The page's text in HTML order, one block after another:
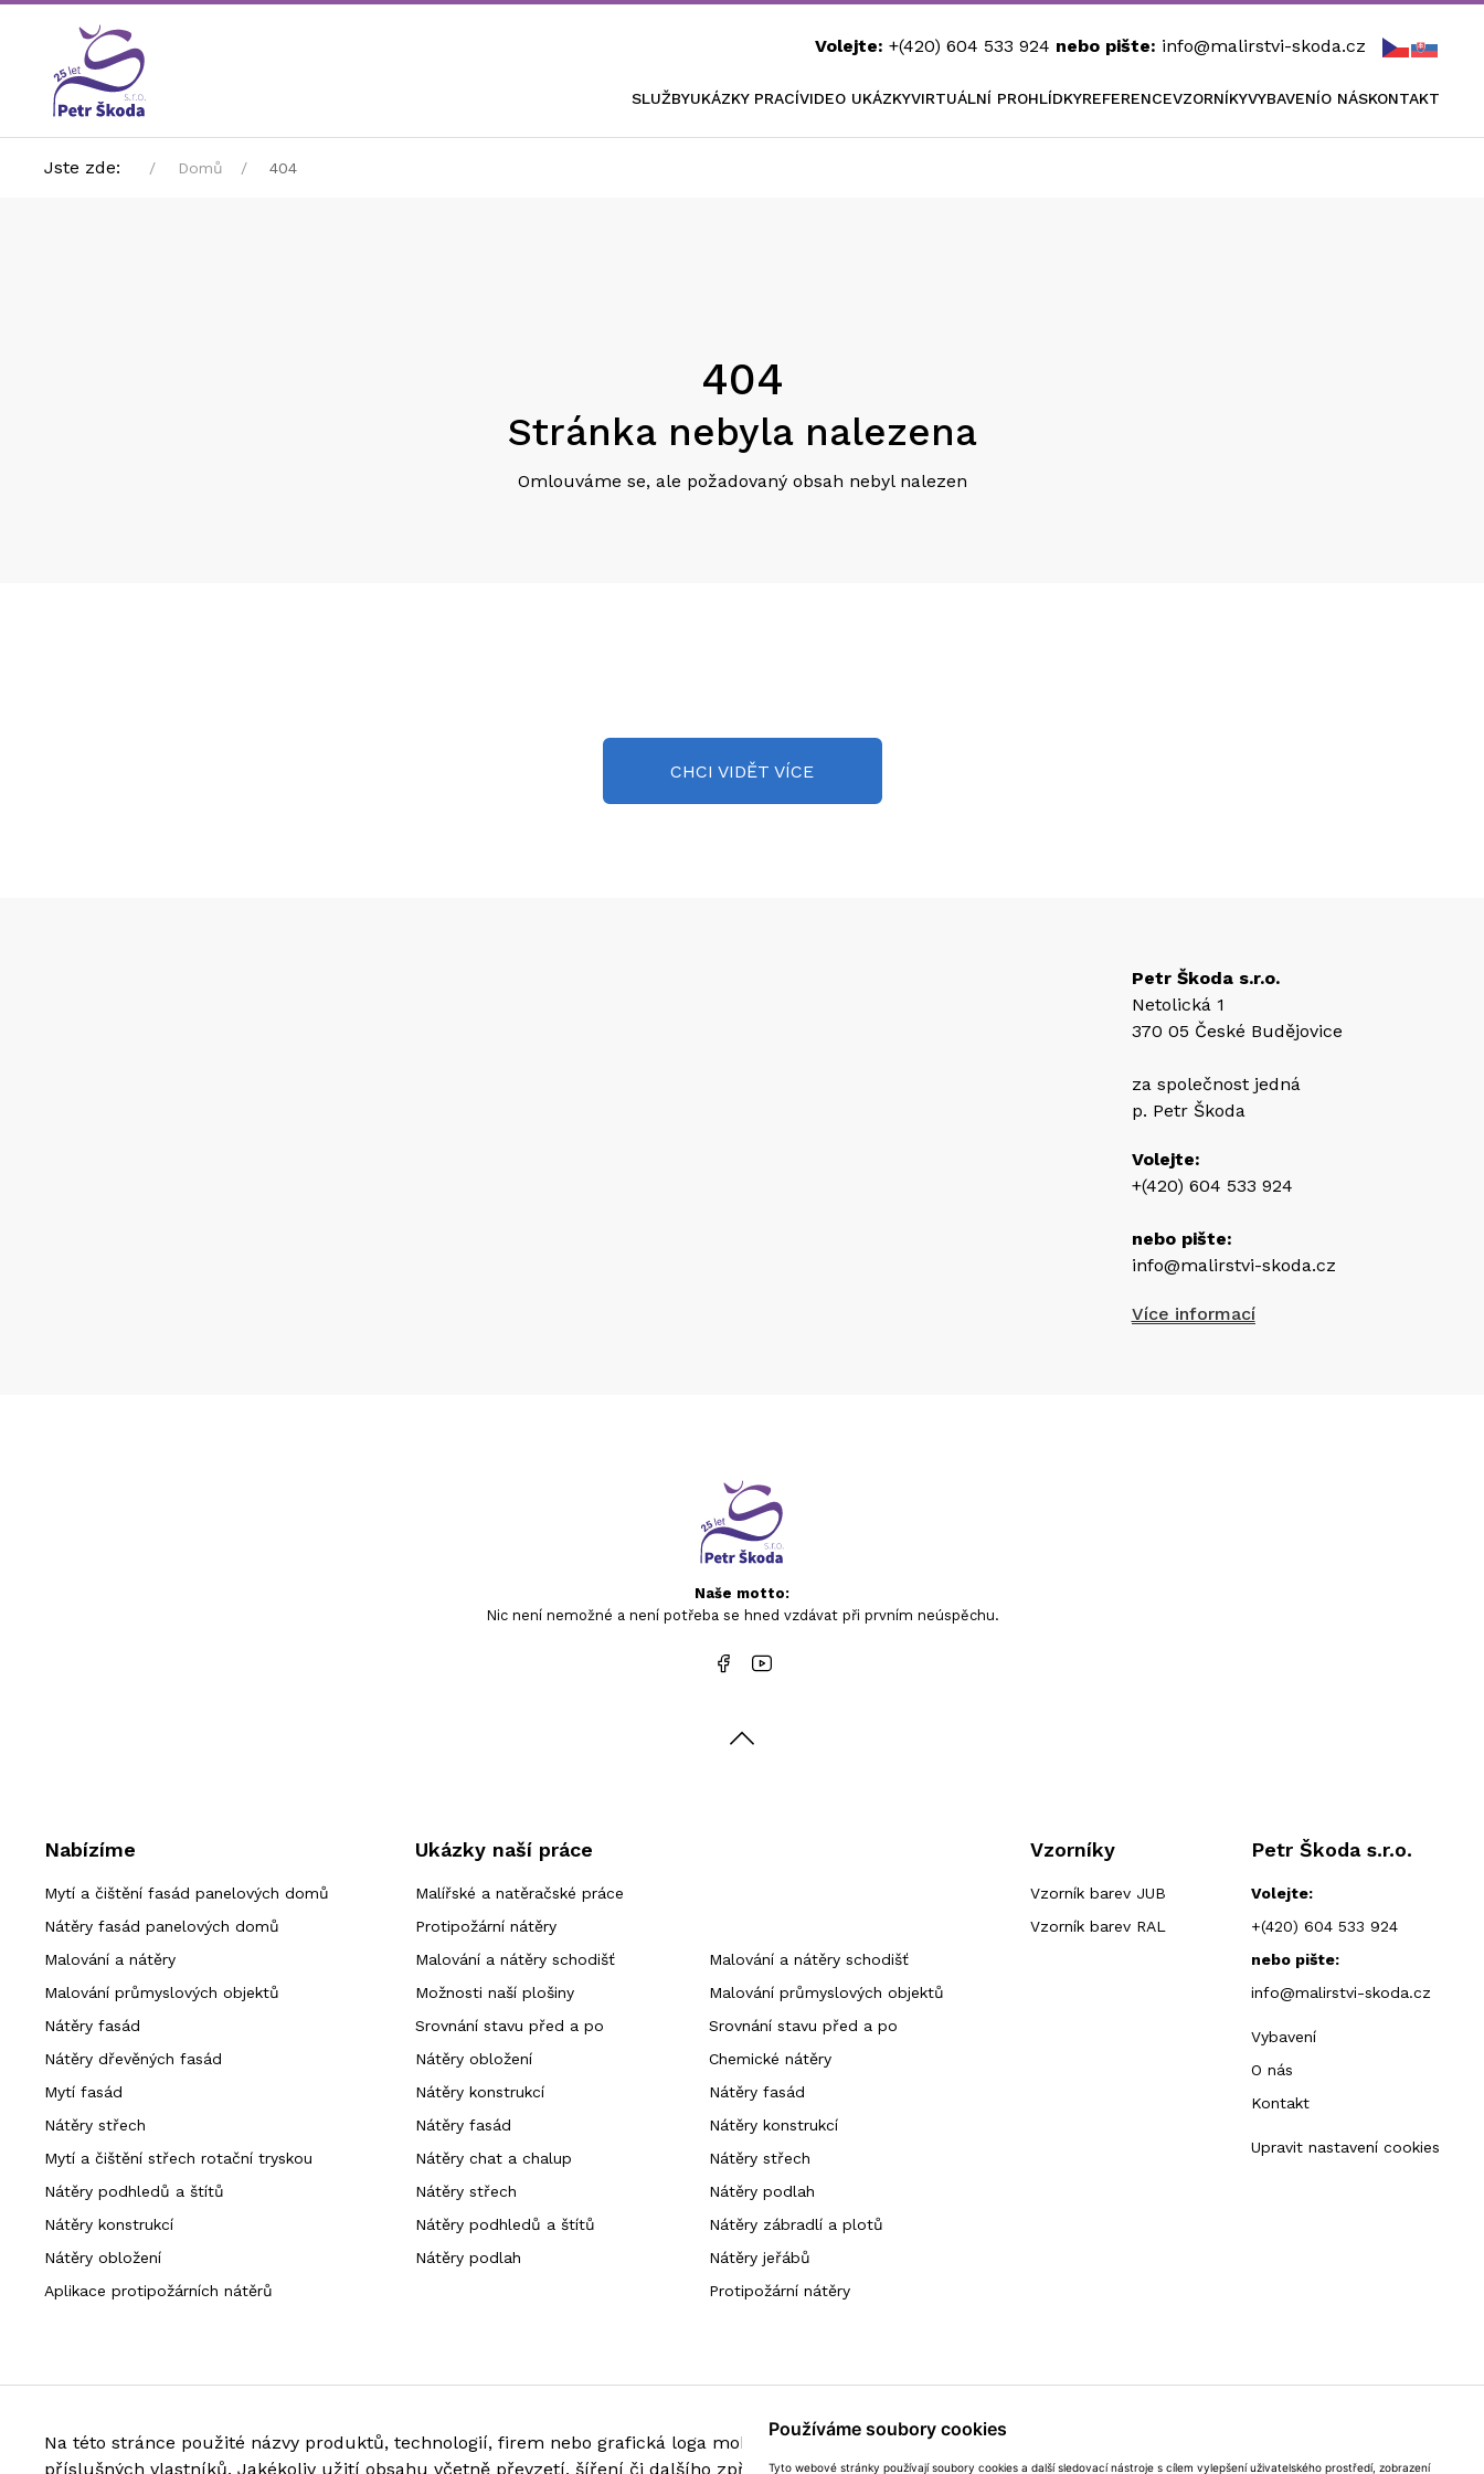
Používáme soubory cookies
Tyto webové stránky používají soubory cookies a další sledovací nástroje s cílem vylepšení uživatelského prostředí, zobrazení
Volejte: +(420) 604 533 924 nebo pište: info@malirstvi-skoda.cz
SLUŽBYUKÁZKY PRACÍVIDEO UKÁZKYVIRTUÁLNÍ PROHLÍDKYREFERENCEVZORNÍKYVYBAVENÍO NÁSKONTAKT
Jste zde: Domů 404
404
Stránka nebyla nalezena
Omlouváme se, ale požadovaný obsah nebyl nalezen
CHCI VIDĚT VÍCE
Petr Škoda s.r.o.
Netolická 1
370 05 České Budějovice
za společnost jedná
p. Petr Škoda
Volejte:
+(420) 604 533 924
nebo pište:
info@malirstvi-skoda.cz
Více informací
Naše motto:
Nic není nemožné a není potřeba se hned vzdávat při prvním neúspěchu.
Nabízíme
Mytí a čištění fasád panelových domů
Nátěry fasád panelových domů
Malování a nátěry
Malování průmyslových objektů
Nátěry fasád
Nátěry dřevěných fasád
Mytí fasád
Nátěry střech
Mytí a čištění střech rotační tryskou
Nátěry podhledů a štítů
Nátěry konstrukcí
Nátěry obložení
Aplikace protipožárních nátěrů
Ukázky naší práce
Malířské a natěračské práce
Protipožární nátěry
Malování a nátěry schodišť
Možnosti naší plošiny
Srovnání stavu před a po
Nátěry obložení
Nátěry konstrukcí
Nátěry fasád
Nátěry chat a chalup
Nátěry střech
Nátěry podhledů a štítů
Nátěry podlah
Malování a nátěry schodišť
Malování průmyslových objektů
Srovnání stavu před a po
Chemické nátěry
Nátěry fasád
Nátěry konstrukcí
Nátěry střech
Nátěry podlah
Nátěry zábradlí a plotů
Nátěry jeřábů
Protipožární nátěry
Vzorníky
Vzorník barev JUB
Vzorník barev RAL
Petr Škoda s.r.o.
Volejte:
+(420) 604 533 924
nebo pište:
info@malirstvi-skoda.cz
Vybavení
O nás
Kontakt
Upravit nastavení cookies
Na této stránce použité názvy produktů, technologií, firem nebo grafická loga mohou být ochrannými známkami nebo registrovanými ochrannými známkami
příslušných vlastníků. Jakékoliv užití obsahu včetně převzetí, šíření či dalšího zpřístupňování je povoleno pouze a jen s písemným souhlasem provozovatele.